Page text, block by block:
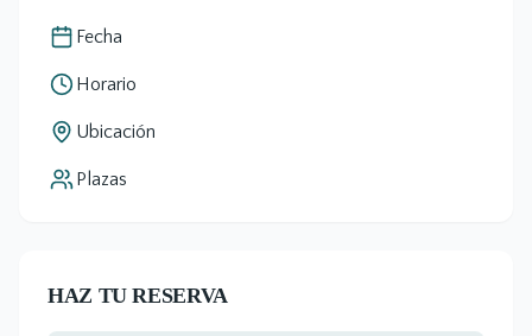
Fecha
Horario
Ubicación
Plazas
HAZ TU RESERVA